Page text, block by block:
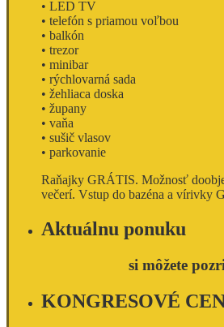
• LED TV
• telefón s priamou voľbou
• balkón
• trezor
• minibar
• rýchlovarná sada
• žehliaca doska
• župany
• vaňa
• sušič vlasov
• parkovanie
Raňajky GRÁTIS. Možnosť
večerí. Vstup do bazéna a vírivky
Aktuálnu ponuku
si môžete
KONGRESOVÉ